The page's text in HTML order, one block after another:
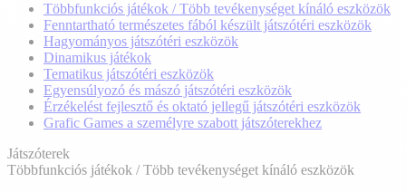
Többfunkciós játékok / Több tevékenységet kínáló eszközök
Fenntartható természetes fából készült játszótéri eszközök
Hagyományos játszótéri eszközök
Dinamikus játékok
Tematikus játszótéri eszközök
Egyensúlyozó és mászó játszótéri eszközök
Érzékelést fejlesztő és oktató jellegű játszótéri eszközök
Grafic Games a személyre szabott játszóterekhez
Játszóterek
Többfunkciós játékok / Több tevékenységet kínáló eszközök